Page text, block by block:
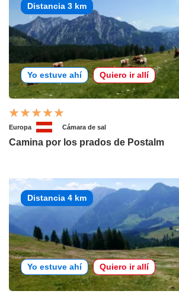
Distancia 3 km
Yo estuve ahí Quiero ir allí
Europa Cámara de sal
Camina por los prados de Postalm
Distancia 4 km
Yo estuve ahí Quiero ir allí